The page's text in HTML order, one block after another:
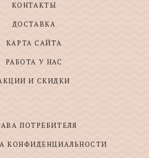
КОНТАКТЫ
ДОСТАВКА
КАРТА САЙТА
РАБОТА У НАС
И СКИДКИ
ПОТРЕБИТЕЛЯ
КОНФИДЕНЦИАЛЬНОСТИ